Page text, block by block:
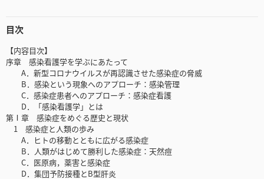
目次
【内容目次】
序章 感染看護学を学ぶにあたって
A．新型コロナウイルスが再認識させた感染症の脅威
B．感染という現象へのアプローチ：感染管理
C．感染症患者へのアプローチ：感染症看護
D．「感染看護学」とは
第Ⅰ章 感染症をめぐる歴史と現状
1 感染症と人類の歩み
A．ヒトの移動とともに広がる感染症
B．人類がはじめて勝利した感染症：天然痘
C．医原病，薬害と感染症
D．集団予防接種とB型肝炎